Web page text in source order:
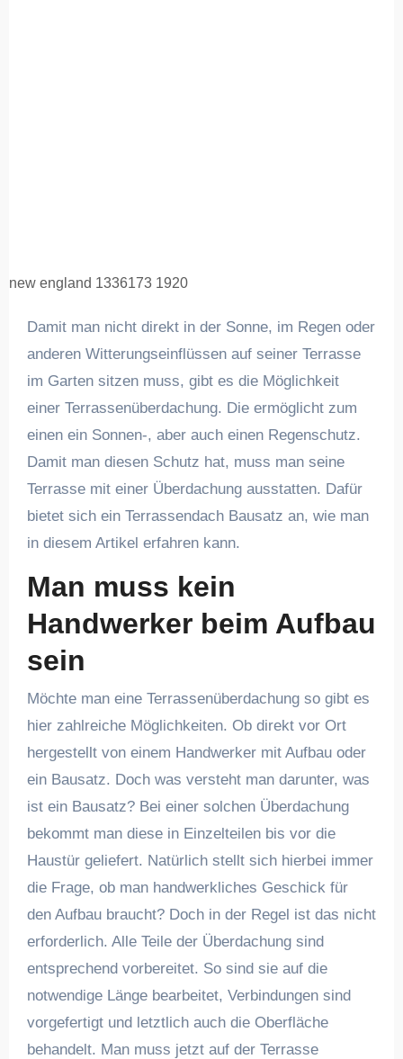
new england 1336173 1920
Damit man nicht direkt in der Sonne, im Regen oder
anderen Witterungseinflüssen auf seiner Terrasse
im Garten sitzen muss, gibt es die Möglichkeit
einer Terrassenüberdachung. Die ermöglicht zum
einen ein Sonnen-, aber auch einen Regenschutz.
Damit man diesen Schutz hat, muss man seine
Terrasse mit einer Überdachung ausstatten. Dafür
bietet sich ein Terrassendach Bausatz an, wie man
in diesem Artikel erfahren kann.
Man muss kein
Handwerker beim Aufbau
sein
Möchte man eine Terrassenüberdachung so gibt es
hier zahlreiche Möglichkeiten. Ob direkt vor Ort
hergestellt von einem Handwerker mit Aufbau oder
ein Bausatz. Doch was versteht man darunter, was
ist ein Bausatz? Bei einer solchen Überdachung
bekommt man diese in Einzelteilen bis vor die
Haustür geliefert. Natürlich stellt sich hierbei immer
die Frage, ob man handwerkliches Geschick für
den Aufbau braucht? Doch in der Regel ist das nicht
erforderlich. Alle Teile der Überdachung sind
entsprechend vorbereitet. So sind sie auf die
notwendige Länge bearbeitet, Verbindungen sind
vorgefertigt und letztlich auch die Oberfläche
behandelt. Man muss jetzt auf der Terrasse